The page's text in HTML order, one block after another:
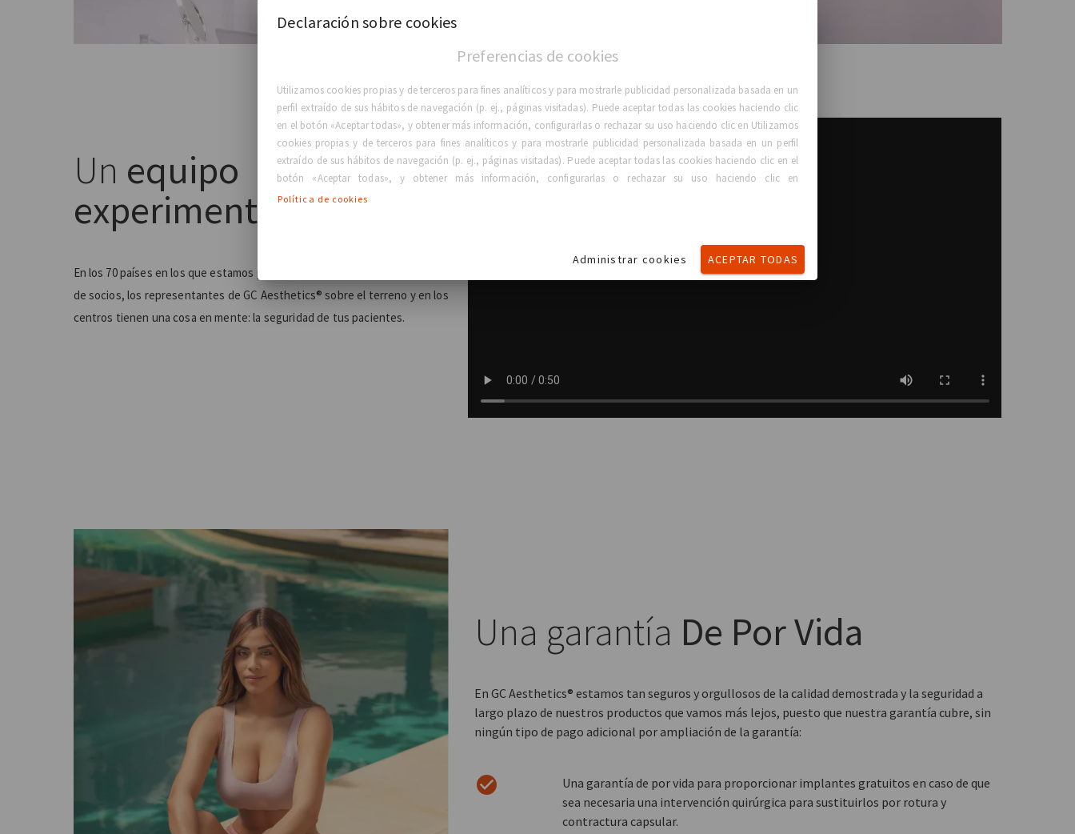
Un equipo
experimentado
En los 70 países en los que estamos presentes de forma directa y a través
de socios, los representantes de GC Aesthetics® sobre el terreno y en los
centros tienen una cosa en mente: la seguridad de tus pacientes.
Una garantía De Por Vida
En GC Aesthetics® estamos tan seguros y orgullosos de la calidad demostrada y la seguridad a
largo plazo de nuestros productos que vamos más lejos, puesto que nuestra garantía cubre, sin
ningún tipo de pago adicional por ampliación de la garantía:
Una garantía de por vida para proporcionar implantes gratuitos en caso de que
sea necesaria una intervención quirúrgica para sustituirlos por rotura y
contractura capsular.
Declaración sobre cookies
Preferencias de cookies
Utilizamos cookies propias y de terceros para fines analíticos y para mostrarle publicidad personalizada basada en un
perfil extraído de sus hábitos de navegación (p. ej., páginas visitadas). Puede aceptar todas las cookies haciendo clic
en el botón «Aceptar todas», y obtener más información, configurarlas o rechazar su uso haciendo clic en Utilizamos
cookies propias y de terceros para fines analíticos y para mostrarle publicidad personalizada basada en un perfil
extraído de sus hábitos de navegación (p. ej., páginas visitadas). Puede aceptar todas las cookies haciendo clic en el
botón «Aceptar todas», y obtener más información, configurarlas o rechazar su uso haciendo clic en
Política de cookies
Administrar cookies ACEPTAR TODAS